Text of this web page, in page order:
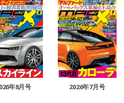
年8月号 2026年7月号